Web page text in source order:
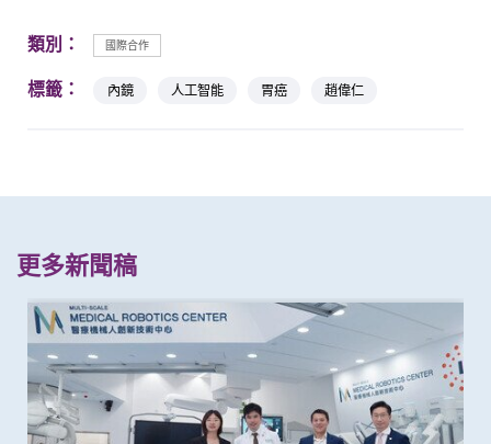
類別： 國際合作
標籤： 內鏡 人工智能 胃癌 趙偉仁
更多新聞稿